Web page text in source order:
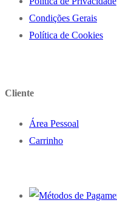
Condições Gerais
Política de Cookies
Cliente
Área Pessoal
Carrinho